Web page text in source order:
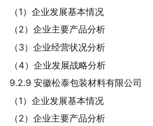
（1）企业发展基本情况
（2）企业主要产品分析
（3）企业经营状况分析
（4）企业发展战略分析
9.2.9 安徽松泰包装材料有限公司
（1）企业发展基本情况
（2）企业主要产品分析